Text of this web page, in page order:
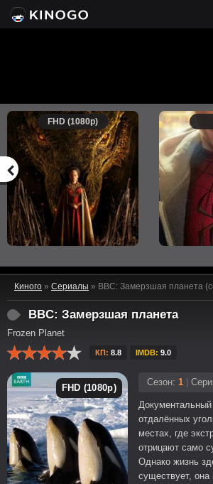
FHD (1080p)
Киного » Сериалы » BBC: Замерзшая планета
BBC: Замерзшая планета
Frozen Planet
КП: 8.8 IMDB: 9.0
FHD (1080p)
Сезон: 1
отдалённых
местах, где
отрицают само
Однако жизнь
существует, она